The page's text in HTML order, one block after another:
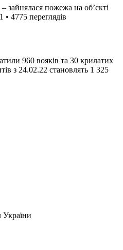
зайнялася пожежа на обʼєкті
• 4775 переглядiв
960 вояків та 30 крилатих
з 24.02.22 становлять 1 325
України